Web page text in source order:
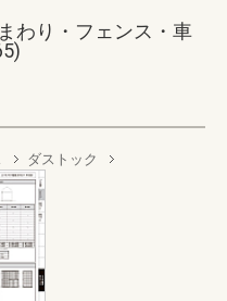
わり・フェンス・車
ダストック